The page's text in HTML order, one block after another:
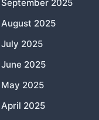
September 2025
August 2025
July 2025
June 2025
May 2025
April 2025